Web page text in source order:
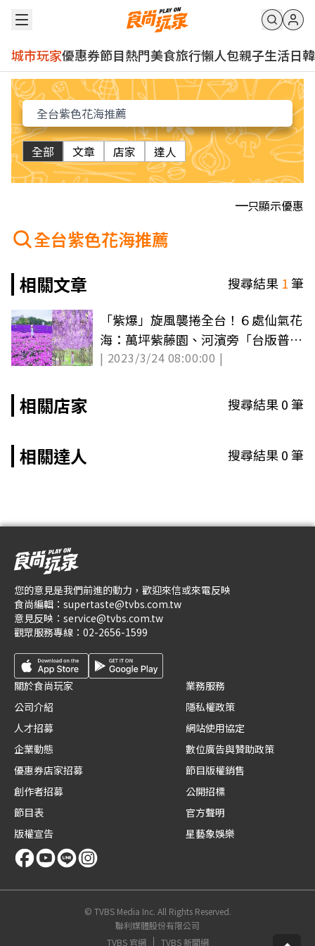
城市玩家優惠券節目熱門美食旅行懶人包親子生活日韓
全部 文章 店家 達人
只顯示優惠
全台紫色花海推薦
相關文章
搜尋結果 1筆
「紫爆」旋風襲捲全台！６處仙氣花
海：萬坪紫藤園、河濱旁「台版普羅
旺斯」
| 2023/3/24 08:00:00 |
相關店家 搜尋結果0筆
相關達人 搜尋結果0筆
您的意見是我們前進的動力，歡迎來信或來電反映
食尚編輯： supertaste@tvbs.com.tw
意見反映： service@tvbs.com.tw
觀眾服務專線： 02-2656-1599
關於食尚玩家
公司介紹
人才招募
企業動態
優惠券店家招募
創作者招募
節目表
版權宣告
業務服務
隱私權政策
網站使用協定
數位廣告與贊助政策
節目版權銷售
公開招標
官方聲明
星藝象娛樂
© TVBS Media Inc. All Rights Reserved.
聯利媒體股份有限公司
TVBS 官網
TVBS 新聞網